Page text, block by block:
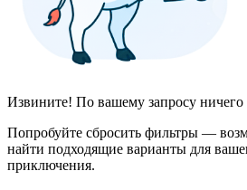
Извините! По вашему запросу ничего
Попробуйте сбросить фильтры —
найти подходящие варианты для
приключения.